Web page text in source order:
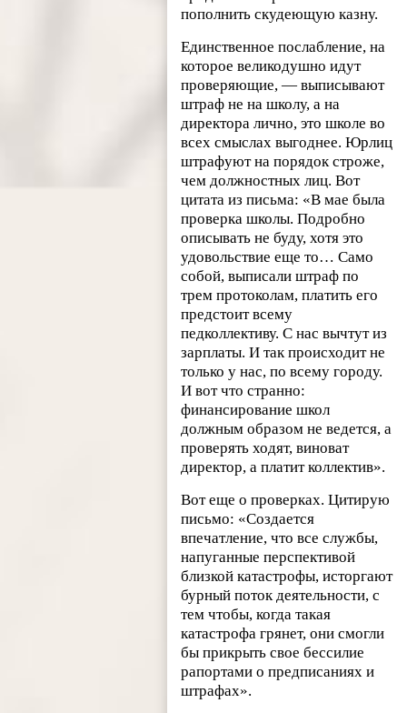
пополнить скудеющую казну.
Единственное послабление, на
которое великодушно идут
проверяющие, — выписывают
штраф не на школу, а на
директора лично, это школе во
всех смыслах выгоднее. Юрлиц
штрафуют на порядок строже,
чем должностных лиц. Вот
цитата из письма: «В мае была
проверка школы. Подробно
описывать не буду, хотя это
удовольствие еще то… Само
собой, выписали штраф по
трем протоколам, платить его
предстоит всему
педколлективу. С нас вычтут из
зарплаты. И так происходит не
только у нас, по всему городу.
И вот что странно:
финансирование школ
должным образом не ведется, а
проверять ходят, виноват
директор, а платит коллектив».
Вот еще о проверках. Цитирую
письмо: «Создается
впечатление, что все службы,
напуганные перспективой
близкой катастрофы, исторгают
бурный поток деятельности, с
тем чтобы, когда такая
катастрофа грянет, они смогли
бы прикрыть свое бессилие
рапортами о предписаниях и
штрафах».